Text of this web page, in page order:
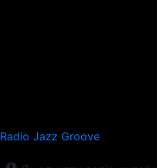
Radio Jazz Groove